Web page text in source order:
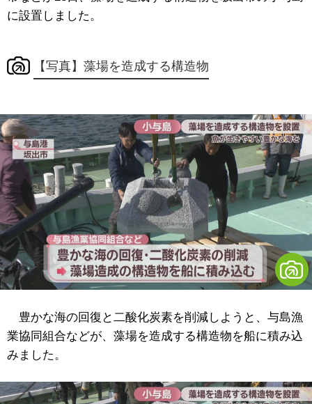
に設置しました。
【写真】藻場を造成する構造物
豊かな海の回復と二酸化炭素を削減しようと、与島漁
業協同組合などが、藻場を造成する構造物を船に積み込
みました。